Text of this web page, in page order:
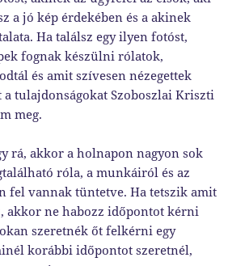
a jó kép érdekében és a akinek
Ha találsz egy ilyen fotóst,
fognak készülni rólatok,
és amit szívesen nézegettek
a tulajdonságokat Szoboszlai Kriszti
meg.
rá, akkor a holnapon nagyon sok
róla, a munkáiról és az
fel vannak tüntetve. Ha tetszik amit
akkor ne habozz időpontot kérni
szeretnék őt felkérni egy
korábbi időpontot szeretnél,